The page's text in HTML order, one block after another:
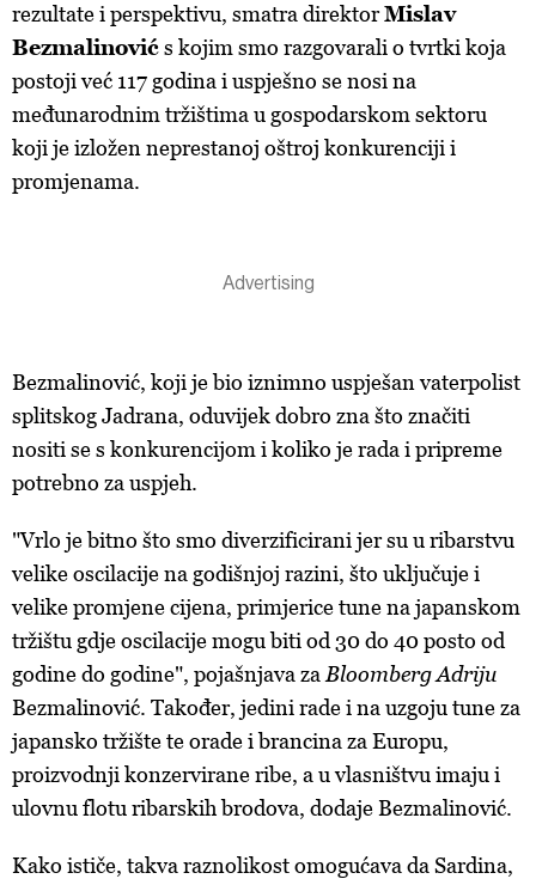
rezultate i perspektivu, smatra direktorMislav
Bezmalinovićs kojim smo razgovarali o tvrtki koja
postoji već 117 godina i uspješno se nosi na
međunarodnim tržištima u gospodarskom sektoru
koji je izložen neprestanoj oštroj konkurenciji i
promjenama.
Bezmalinović, koji je bio iznimno uspješan vaterpolist
splitskog Jadrana, oduvijek dobro zna što značiti
nositi se s konkurencijom i koliko je rada i pripreme
potrebno za uspjeh.
"Vrlo je bitno što smo diverzificirani jer su u ribarstvu
velike oscilacije na godišnjoj razini, što uključuje i
velike promjene cijena, primjerice tune na japanskom
tržištu gdje oscilacije mogu biti od 30 do 40 posto od
godine do godine", pojašnjava za Bloomberg Adriju
Bezmalinović. Također, jedini rade i na uzgoju tune za
japansko tržište te orade i brancina za Europu,
proizvodnji konzervirane ribe, a u vlasništvu imaju i
ulovnu flotu ribarskih brodova, dodaje Bezmalinović.
Kako ističe, takva raznolikost omogućava da Sardina,